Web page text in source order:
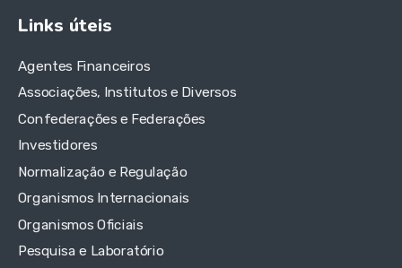
Links úteis
Agentes Financeiros
Associações, Institutos e Diversos
Confederações e Federações
Investidores
Normalização e Regulação
Organismos Internacionais
Organismos Oficiais
Pesquisa e Laboratório